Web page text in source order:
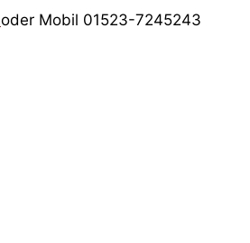
oder Mobil 01523-7245243